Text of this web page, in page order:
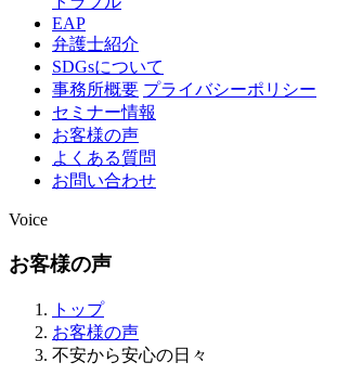
EAP
弁護士紹介
SDGsについて
事務所概要 プライバシーポリシー
セミナー情報
お客様の声
よくある質問
お問い合わせ
Voice
お客様の声
トップ
お客様の声
不安から安心の日々